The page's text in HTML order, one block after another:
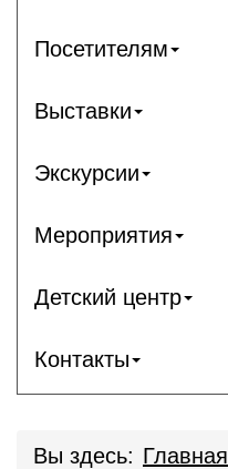
Посетителям
Выставки
Экскурсии
Мероприятия
Детский центр
Контакты
Вы здесь: Главная